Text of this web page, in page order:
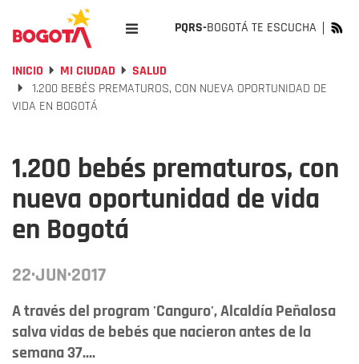
PQRS-BOGOTÁ TE ESCUCHA
INICIO MI CIUDAD
SALUD
1.200 BEBÉS PREMATUROS, CON NUEVA OPORTUNIDAD DE
VIDA EN BOGOTÁ
1.200 bebés prematuros, con
nueva oportunidad de vida
en Bogotá
22·JUN·2017
A través del program 'Canguro', Alcaldía Peñalosa
salva vidas de bebés que nacieron antes de la
semana 37....